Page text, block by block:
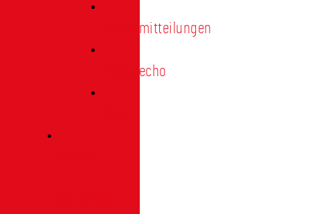
Pressemitteilungen
Presseecho